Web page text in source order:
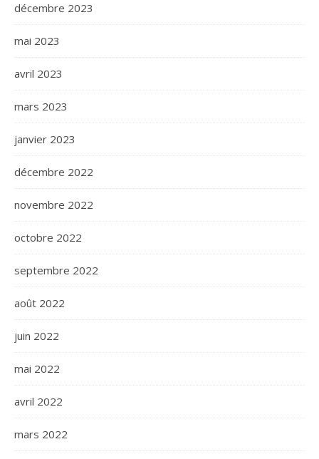
décembre 2023
mai 2023
avril 2023
mars 2023
janvier 2023
décembre 2022
novembre 2022
octobre 2022
septembre 2022
août 2022
juin 2022
mai 2022
avril 2022
mars 2022